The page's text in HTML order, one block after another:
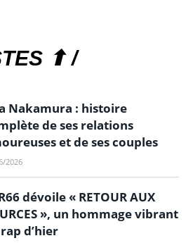
⬆ /
Nakamura : histoire
de ses relations
et de ses couples
2026
dévoile « RETOUR AUX
», un hommage vibrant
d’hier